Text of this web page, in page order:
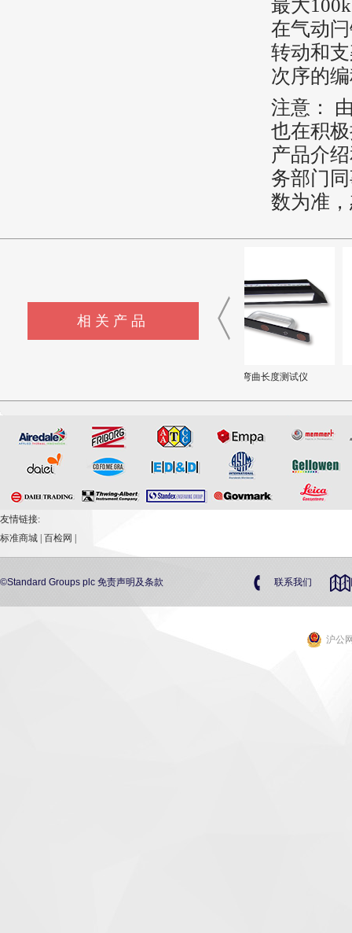
最大
在气动
转动和
次序的
注意：
也在积
产品介
务部门
数为准
相关产品
座椅性能评价系统
友情链接:
标准商城 百检网
©Standard Groups plc 免责声明及条款 联系我们
沪公